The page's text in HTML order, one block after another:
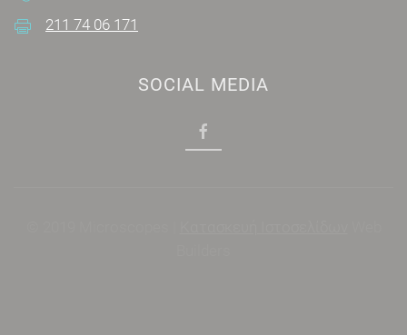
211 74 06 171
SOCIAL MEDIA